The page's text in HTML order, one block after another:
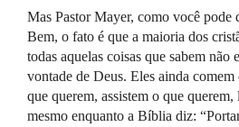
Mas Pastor Mayer, como você pode
Bem, o fato é que a maioria dos
todas aquelas coisas que sabem não
vontade de Deus. Eles ainda
que querem, assistem o que
mesmo enquanto a Bíblia diz: